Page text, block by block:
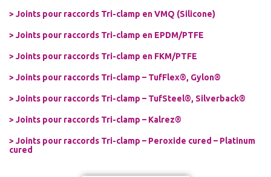
> Joints pour raccords Tri-clamp en VMQ (Silicone)
> Joints pour raccords Tri-clamp en EPDM/PTFE
> Joints pour raccords Tri-clamp en FKM/PTFE
> Joints pour raccords Tri-clamp – TufFlex®, Gylon®
> Joints pour raccords Tri-clamp – TufSteel®, Silverback®
> Joints pour raccords Tri-clamp – Kalrez®
> Joints pour raccords Tri-clamp – Peroxide cured – Platinum
cured